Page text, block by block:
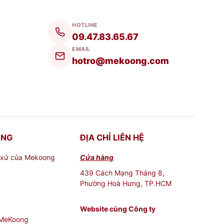
sau khi dùng.
làm giảm độ sáng bóng của chúng.
trọng.
HOTLINE
09.47.83.65.67
EMAIL
hotro@mekoong.com
của Mekoong
ĐỊA CHỈ LIÊN HỆ
Cửa hàng
439 Cách Mạng Tháng 8,
Phường Hoà Hưng, TP.HCM
Website cùng Công ty